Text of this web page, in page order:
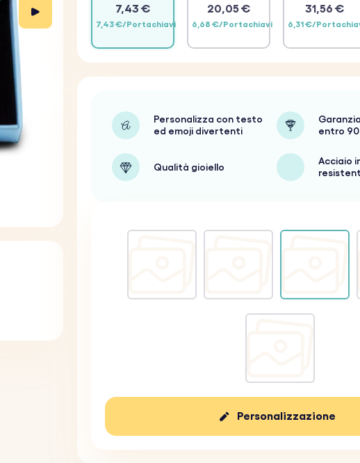
7,43 €
7,43 €/Portachiavi
20,05 €
6,68 €/Portachiavi
31,56 €
6,31 €/
Personalizza con testo
ed emoji divertenti
entro
Qualità gioiello
Acciaio
Personalizzazione